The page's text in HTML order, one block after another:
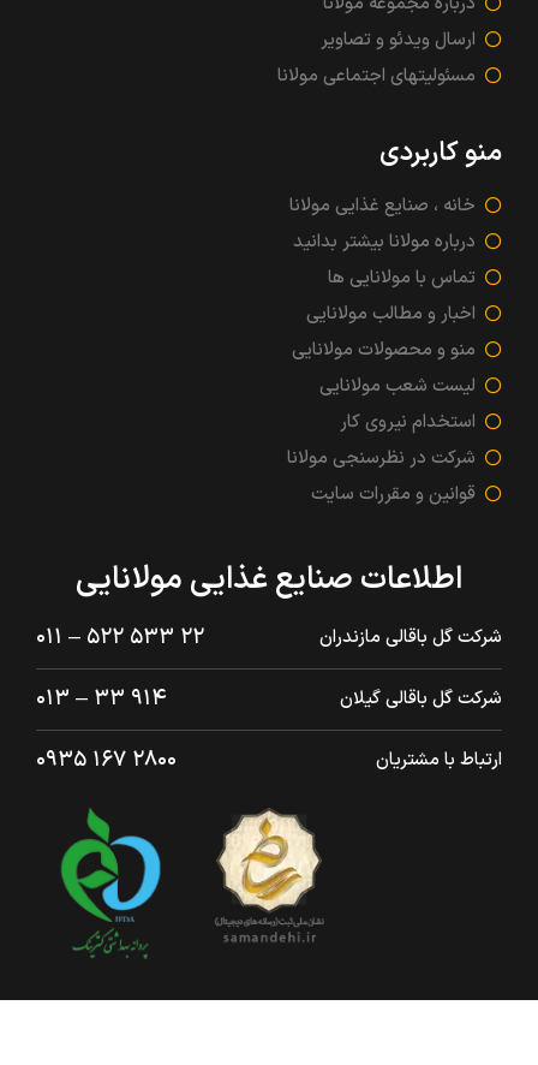
ارسال ویدئو و تصاویر
مسئولیتهای اجتماعی مولانا
منو کاربردی
خانه ، صنایع غذایی مولانا
درباره مولانا بیشتر بدانید
تماس با مولانایی ها
اخبار و مطالب مولانایی
منو و محصولات مولانایی
لیست شعب مولانایی
استخدام نیروی کار
شرکت در نظرسنجی مولانا
قوانین و مقررات سایت
اطلاعات صنایع غذایی مولانایی
شرکت گل باقالی مازندران ۲۲ ۵۳۳ ۵۲۲ – ۰۱۱
شرکت گل باقالی گیلان ۹۱۴ ۳۳ – ۰۱۳
ارتباط با مشتریان ۲۸۰۰ ۱۶۷ ۰۹۳۵